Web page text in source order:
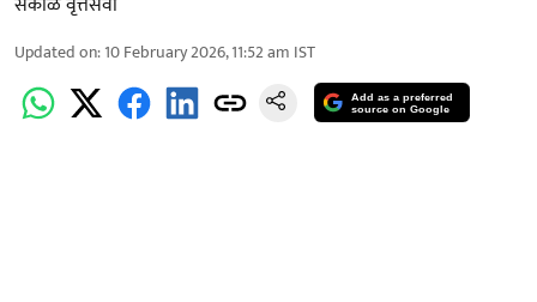
Updated on:10 February 2026, 11:52 am IST
Add as a preferred
source on Google